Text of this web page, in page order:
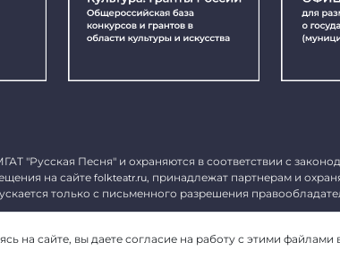
"Русская Песня" и охраняются в соответствии с
на сайте folkteatr.ru, принадлежат партнерам и
только с письменного разрешения
на сайте, вы даете согласие на работу с этими файлами